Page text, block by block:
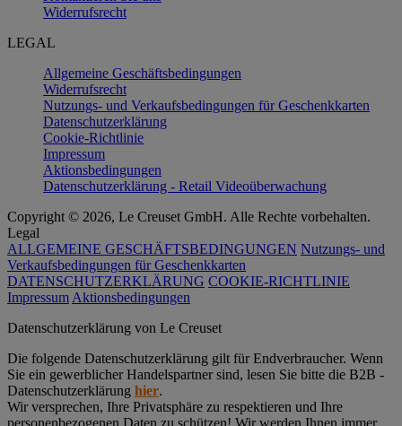
Widerrufsrecht
LEGAL
Allgemeine Geschäftsbedingungen
Widerrufsrecht
Nutzungs- und Verkaufsbedingungen für Geschenkkarten
Datenschutzerklärung
Cookie-Richtlinie
Impressum
Aktionsbedingungen
Datenschutzerklärung - Retail Videoüberwachung
Copyright © 2026, Le Creuset GmbH. Alle Rechte vorbehalten.
Legal
ALLGEMEINE GESCHÄFTSBEDINGUNGEN Nutzungs- und
Verkaufsbedingungen für Geschenkkarten
DATENSCHUTZERKLÄRUNG COOKIE-RICHTLINIE
Impressum Aktionsbedingungen
Datenschutz­erklärung von Le Creuset
Die folgende Datenschutzerklärung gilt für Endverbraucher. Wenn
Sie ein gewerblicher Handelspartner sind, lesen Sie bitte die B2B -
Datenschutzerklärung hier.
Wir versprechen, Ihre Privatsphäre zu respektieren und Ihre
personenbezogenen Daten zu schützen! Wir werden Ihnen immer